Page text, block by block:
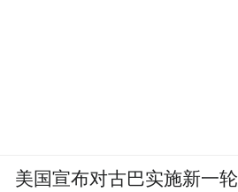
美国宣布对古巴实施新一轮